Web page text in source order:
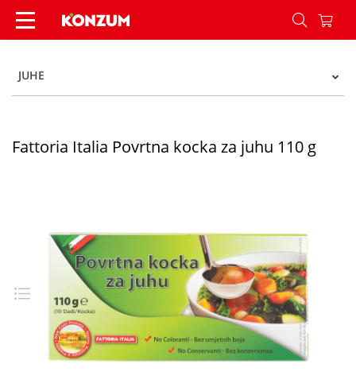
Fattoria Italia Povrtna kocka za juhu 110 g -
JUHE
Fattoria Italia Povrtna kocka za juhu 110 g